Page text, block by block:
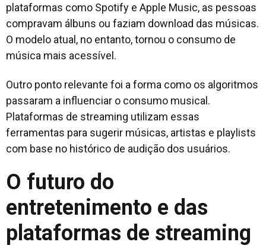
plataformas como Spotify e Apple Music, as pessoas
compravam álbuns ou faziam download das músicas.
O modelo atual, no entanto, tornou o consumo de
música mais acessível.
Outro ponto relevante foi a forma como os algoritmos
passaram a influenciar o consumo musical.
Plataformas de streaming utilizam essas
ferramentas para sugerir músicas, artistas e playlists
com base no histórico de audição dos usuários.
O futuro do
entretenimento e das
plataformas de streaming